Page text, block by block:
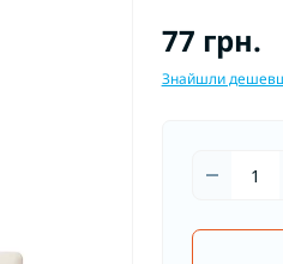
77 грн.
Знайшли